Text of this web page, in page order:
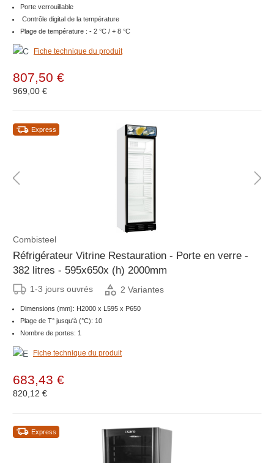
Porte verrouillable
Contrôle digital de la température
Plage de température : - 2 °C / + 8 °C
Fiche technique du produit
807,50 €
969,00 €
Express
Combisteel
Réfrigérateur Vitrine Restauration - Porte en verre -
382 litres - 595x650x (h) 2000mm
1-3 jours ouvrés 2 Variantes
Dimensions (mm): H2000 x L595 x P650
Plage de T° jusqu'à (°C): 10
Nombre de portes: 1
Fiche technique du produit
683,43 €
820,12 €
Express